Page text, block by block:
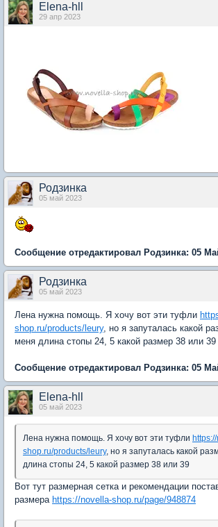
Elena-hll
29 апр 2023
Родзинка
05 май 2023
Сообщение отредактировал Родзинка: 05
Родзинка
05 май 2023
Лена нужна помощь. Я хочу вот эти туфли
shop.ru/products/leury, но я запуталась какой
меня длина стопы 24, 5 какой размер 38 или 39
Сообщение отредактировал Родзинка: 05
Elena-hll
05 май 2023
Лена нужна помощь. Я хочу вот эти туфли
shop.ru/products/leury, но я запуталась какой
длина стопы 24, 5 какой размер 38 или 39
Вот тут размерная сетка и рекомендации
размера https://novella-shop.ru/page/948874